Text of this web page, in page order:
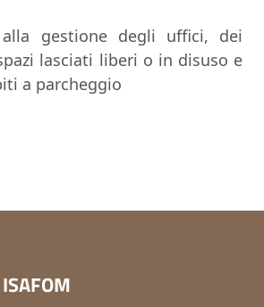
gestione degli uffici, dei
lasciati liberi o in disuso e
a parcheggio